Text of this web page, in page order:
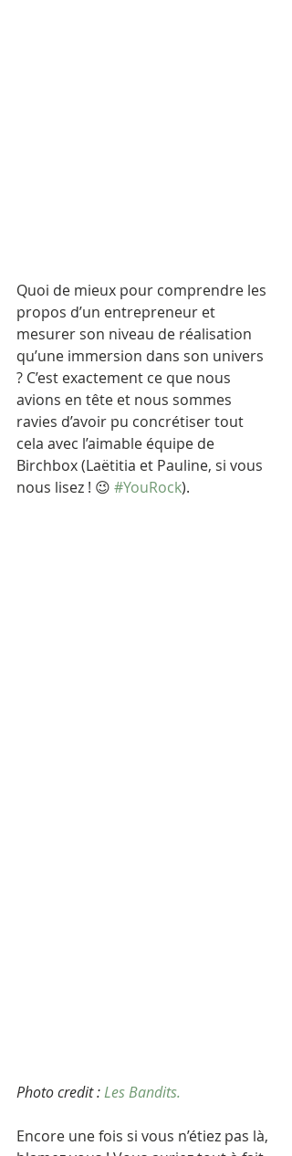
Quoi de mieux pour comprendre les
propos d’un entrepreneur et
mesurer son niveau de réalisation
qu’une immersion dans son univers
? C’est exactement ce que nous
avions en tête et nous sommes
ravies d’avoir pu concrétiser tout
cela avec l’aimable équipe de
Birchbox (Laëtitia et Pauline, si vous
nous lisez ! 😉 #YouRock).
Photo credit : Les Bandits.
Encore une fois si vous n’étiez pas là,